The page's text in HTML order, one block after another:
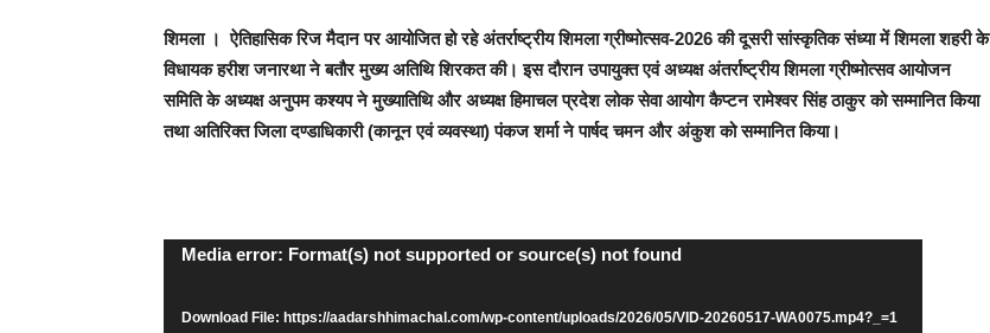
शिमला । ऐतिहासिक रिज मैदान पर आयोजित हो रहे अंतर्राष्ट्रीय शिमला ग्रीष्मोत्सव-2026 की दूसरी सांस्कृतिक संध्या में शिमला शहरी के
विधायक हरीश जनारथा ने बतौर मुख्य अतिथि शिरकत की। इस दौरान उपायुक्त एवं अध्यक्ष अंतर्राष्ट्रीय शिमला ग्रीष्मोत्सव आयोजन
समिति के अध्यक्ष अनुपम कश्यप ने मुख्यातिथि और अध्यक्ष हिमाचल प्रदेश लोक सेवा आयोग कैप्टन रामेश्वर सिंह ठाकुर को सम्मानित किया
तथा अतिरिक्त जिला दण्डाधिकारी (कानून एवं व्यवस्था) पंकज शर्मा ने पार्षद चमन और अंकुश को सम्मानित किया।
Video
Media error: Format(s) not supported or source(s) not found
Download File: https://aadarshhimachal.com/wp-content/uploads/2026/05/VID-20260517-WA0075.mp4?_=1